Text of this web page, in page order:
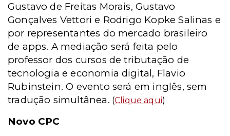
Gustavo de Freitas Morais, Gustavo
Gonçalves Vettori e Rodrigo Kopke Salinas e
por representantes do mercado brasileiro
de apps. A mediação será feita pelo
professor dos cursos de tributação de
tecnologia e economia digital, Flavio
Rubinstein. O evento será em inglês, sem
tradução simultânea. (Clique aqui)
Novo CPC